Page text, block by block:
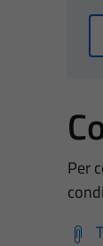
Per